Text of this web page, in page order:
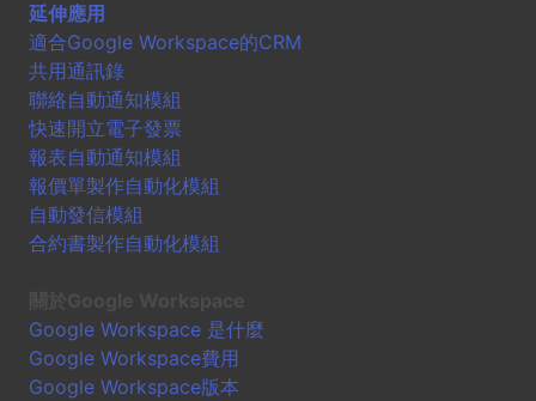
延伸應用
適合Google Workspace的CRM
共用通訊錄
聯絡自動通知模組
快速開立電子發票
報表自動通知模組
報價單製作自動化模組
自動發信模組
合約書製作自動化模組
Google Workspace 是什麼
Google Workspace費用
Google Workspace版本